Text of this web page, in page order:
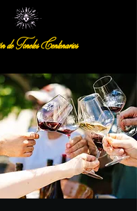
de Toneles Centenarios